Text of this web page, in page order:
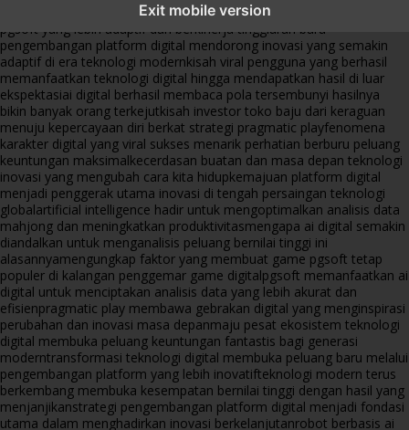
Exit mobile version
menghadirkan inovasi berkualitasai digital menjadi kunci analisis data
pgsoft yang lebih adaptif dan berkinerja tinggiarah baru
pengembangan platform digital mendorong inovasi yang semakin
adaptif di era teknologi modernkisah viral pengguna yang berhasil
memanfaatkan teknologi digital hingga mendapatkan hasil di luar
ekspektasiai digital berhasil membaca pola tersembunyi hasilnya
bikin banyak orang terkejutkisah investor toko baju dari keraguan
menuju kepercayaan diri berkat strategi pragmatic playfenomena
karakter digital yang viral sukses menarik perhatian berburu peluang
keuntungan maksimalkecerdasan buatan dan masa depan teknologi
inovasi yang mengubah cara kita hidupkemajuan platform digital
menjadi penggerak utama inovasi di tengah persaingan teknologi
globalartificial intelligence hadir untuk mengoptimalkan analisis data
mahjong dan meningkatkan produktivitasmengapa ai digital semakin
diandalkan untuk menganalisis peluang bernilai tinggi ini
alasannyamengungkap faktor yang membuat game pgsoft tetap
populer di kalangan penggemar game digitalpgsoft memanfaatkan ai
digital untuk menciptakan analisis data yang lebih akurat dan
efisienpragmatic play membawa gebrakan digital yang menginspirasi
perubahan dan inovasi masa depanmaju pesat ekosistem teknologi
digital membuka peluang keuntungan fantastis bagi generasi
moderntransformasi teknologi digital membuka peluang baru melalui
pengembangan platform yang lebih inovatifteknologi modern terus
berkembang membuka kesempatan bernilai tinggi dengan hasil yang
menjanjikanstrategi pengembangan platform digital menjadi fondasi
utama dalam menghadirkan inovasi berkelanjutanrobot berbasis ai